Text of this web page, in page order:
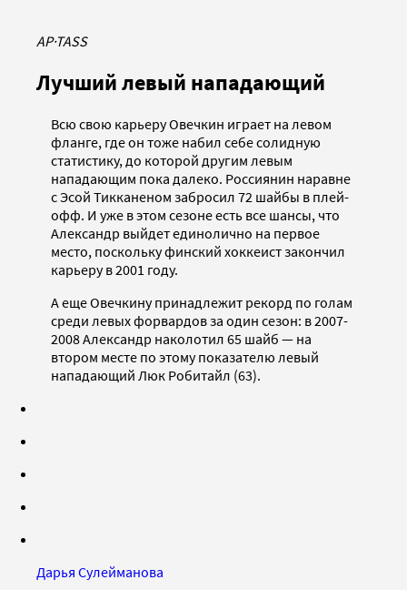
AP·TASS
Лучший левый нападающий
Всю свою карьеру Овечкин играет на левом
фланге, где он тоже набил себе солидную
статистику, до которой другим левым
нападающим пока далеко. Россиянин наравне
с Эсой Тикканеном забросил 72 шайбы в плей-
офф. И уже в этом сезоне есть все шансы, что
Александр выйдет единолично на первое
место, поскольку финский хоккеист закончил
карьеру в 2001 году.
А еще Овечкину принадлежит рекорд по голам
среди левых форвардов за один сезон: в 2007-
2008 Александр наколотил 65 шайб — на
втором месте по этому показателю левый
нападающий Люк Робитайл (63).
Дарья Сулейманова